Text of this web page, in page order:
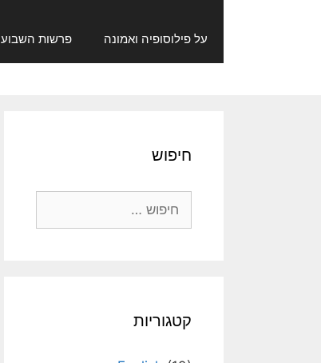
על פילוסופיה ואמונה פרשות השבוע
חיפוש
קטגוריות